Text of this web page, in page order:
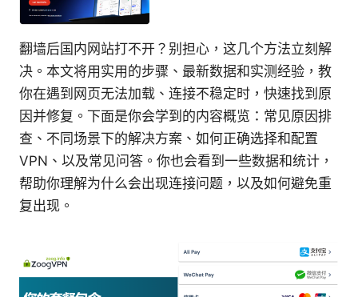
翻墙后国内网站打不开？别担心，这几个方法立刻解
决。本文将用实用的步骤、最新数据和实测经验，教
你在遇到网页无法加载、连接不稳定时，快速找到原
因并修复。下面是你会学到的内容概览：常见原因排
查、不同场景下的解决方案、如何正确选择和配置
VPN、以及常见问答。你也会看到一些数据和统计，
帮助你理解为什么会出现连接问题，以及如何避免重
复出现。